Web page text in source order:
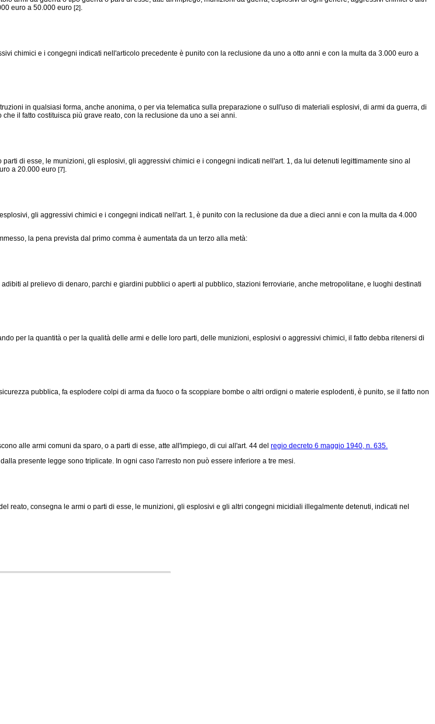
euro a 50.000 euro [2].
chimici e i congegni indicati nell'articolo precedente è punito con la reclusione da uno a otto anni e con la multa da 3.000 euro a
in qualsiasi forma, anche anonima, o per via telematica sulla preparazione o sull'uso di materiali esplosivi, di armi da guerra, di
il fatto costituisca più grave reato, con la reclusione da uno a sei anni.
di esse, le munizioni, gli esplosivi, gli aggressivi chimici e i congegni indicati nell'art. 1, da lui detenuti legittimamente sino al
a 20.000 euro [7].
gli aggressivi chimici e i congegni indicati nell'art. 1, è punito con la reclusione da due a dieci anni e con la multa da 4.000
la pena prevista dal primo comma è aumentata da un terzo alla metà:
al prelievo di denaro, parchi e giardini pubblici o aperti al pubblico, stazioni ferroviarie, anche metropolitane, e luoghi destinati
per la quantità o per la qualità delle armi e delle loro parti, delle munizioni, esplosivi o aggressivi chimici, il fatto debba ritenersi di
pubblica, fa esplodere colpi di arma da fuoco o fa scoppiare bombe o altri ordigni o materie esplodenti, è punito, se il fatto non
alle armi comuni da sparo, o a parti di esse, atte all'impiego, di cui all'art. 44 del regio decreto 6 maggio 1940, n. 635.
presente legge sono triplicate. In ogni caso l'arresto non può essere inferiore a tre mesi.
consegna le armi o parti di esse, le munizioni, gli esplosivi e gli altri congegni micidiali illegalmente detenuti, indicati nel